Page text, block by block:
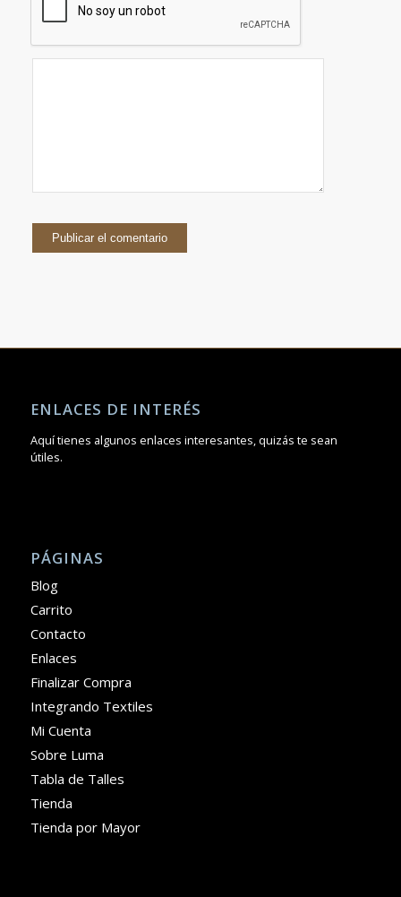
ENLACES DE INTERÉS
Aquí tienes algunos enlaces interesantes, quizás te sean
útiles.
PÁGINAS
Blog
Carrito
Contacto
Enlaces
Finalizar Compra
Integrando Textiles
Mi Cuenta
Sobre Luma
Tabla de Talles
Tienda
Tienda por Mayor